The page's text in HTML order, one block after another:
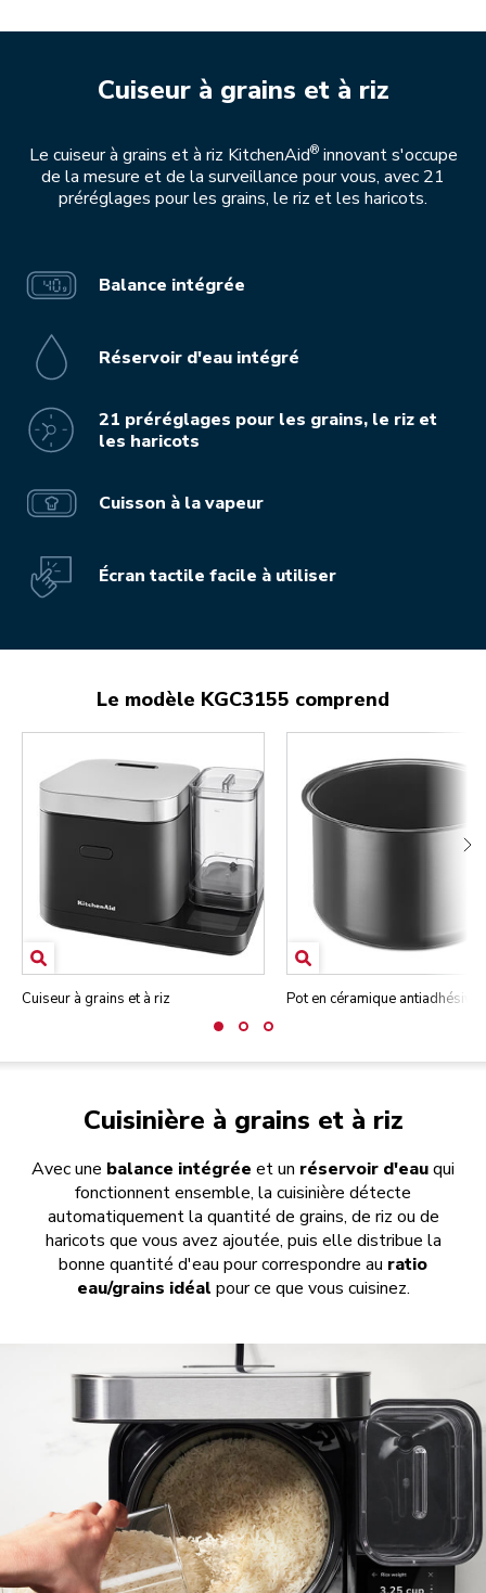
Cuiseur à grains et à riz
Le cuiseur à grains et à riz KitchenAid®innovant s'occupe
de la mesure et de la surveillance pour vous, avec 21
préréglages pour les grains, le riz et les haricots.
Balance intégrée
Réservoir d'eau intégré
21 préréglages pour les grains, le riz et
les haricots
Cuisson à la vapeur
Écran tactile facile à utiliser
Le modèle KGC3155 comprend
Cuiseur à grains et à riz Pot en céramique antiadhésive
Cuisinière à grains et à riz
Avec une balance intégrée et un réservoir d'eauqui
fonctionnent ensemble, la cuisinière détecte
automatiquement la quantité de grains, de riz ou de
haricots que vous avez ajoutée, puis elle distribue la
bonne quantité d'eau pour correspondre au ratio
eau/grains idéal pour ce que vous cuisinez.